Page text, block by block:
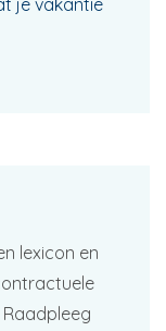
je vakantie
lexicon en